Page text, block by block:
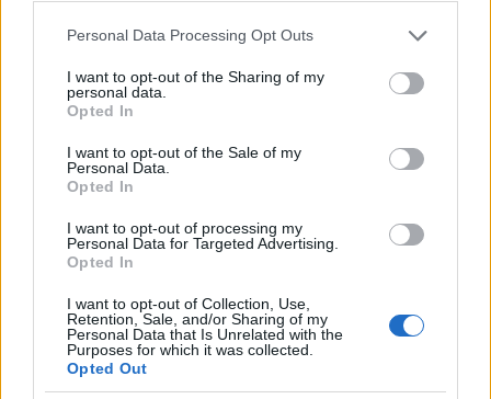
Please note that this website/app uses one or more Google
not limited to your visit or usage behaviour. You may click to
grant or deny consent to Google and its third-party tags to
use your data for below specified purposes in below Google
consent section.
Personal Data Processing Opt Outs
I want to opt-out of the Sharing of my
personal data.
Opted In
I want to opt-out of the Sale of my
Personal Data.
Opted In
I want to opt-out of processing my
Personal Data for Targeted Advertising.
Opted In
I want to opt-out of Collection, Use,
Retention, Sale, and/or Sharing of my
Personal Data that Is Unrelated with the
Purposes for which it was collected.
Opted Out
Az ülés programját hamarosan itt is közzétesszük.
Etzilbvrg
16 éve
@Etzilbvrg:
ismételten feltenném a sokkal inkább témába vágó
kérdést:
- Azt lehet-e tudni, hogy a szem tausírozással történő
kivitelezése egy adott fémműves korszakra jellemző
a római korban, vagy ezt hosszabban elnyúló
szakaszban alkalmazták, így a szűkebb datálásra
nem alkalmas technika?